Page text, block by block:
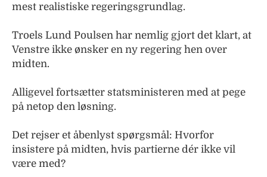
mest realistiske regeringsgrundlag.
Troels Lund Poulsen har nemlig gjort det klart, at
Venstre ikke ønsker en ny regering hen over
midten.
Alligevel fortsætter statsministeren med at pege
på netop den løsning.
Det rejser et åbenlyst spørgsmål: Hvorfor
insistere på midten, hvis partierne dér ikke vil
være med?